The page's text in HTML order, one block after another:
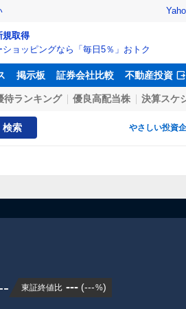
規取得
ショッピングなら「毎日5％」おトク
掲示板 証券会社比較 不動産投資
待ランキング 優良高配当株 決算スケ
検索 やさしい投資
東証終値比 --- (---%)